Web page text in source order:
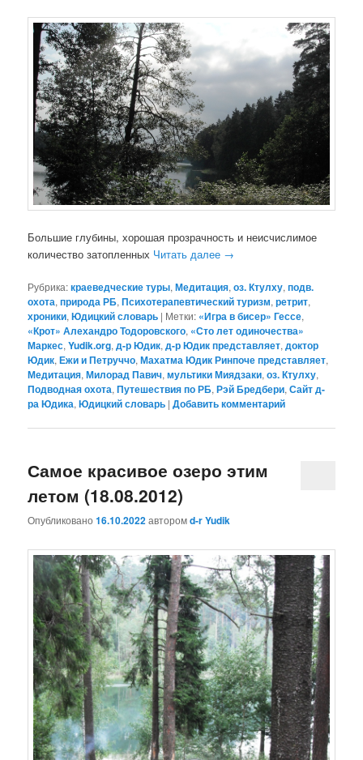
Большие глубины, хорошая прозрачность и неисчислимое
количество затопленных Читать далее →
Рубрика:краеведческие туры,Медитация,оз. Ктулху,подв.
охота,природа РБ,Психотерапевтический туризм,ретрит,
хроники,Юдицкий словарь | Метки: «Игра в бисер» Гессе,
«Крот» Алехандро Тодоровского, «Сто лет одиночества»
Маркес,Yudik.org,д-р Юдик,д-р Юдик представляет,доктор
Юдик,Ежи и Петруччо,Махатма Юдик Ринпоче представляет,
Медитация,Милорад Павич,мультики Миядзаки,оз. Ктулху,
Подводная охота,Путешествия по РБ,Рэй Бредбери,Сайт д-
ра Юдика,Юдицкий словарь |Добавить комментарий
Самое красивое озеро этим
летом (18.08.2012)
Опубликовано16.10.2022авторомd-r Yudik